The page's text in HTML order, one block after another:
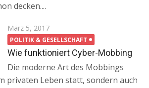
decken....
Posted
on
März 5, 2017
POLITIK & GESELLSCHAFT
Wie funktioniert Cyber-Mobbing
Die moderne Art des Mobbings
privaten Leben statt, sondern auch